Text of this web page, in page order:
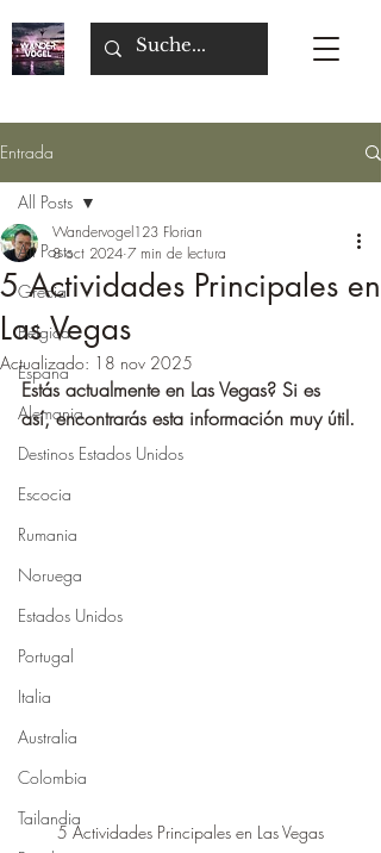
Entrada
All Posts
Grecia
Bélgica
Espana
Alemania
Destinos Estados Unidos
Escocia
Rumania
Noruega
Estados Unidos
Portugal
Italia
Australia
Colombia
Tailandia
All Posts
5 Actividades Principales en
Las Vegas
Wandervogel123 Florian
8 oct 2024 7 min de lectura
Actualizado: 18 nov 2025
Estás actualmente en Las Vegas? Si es
así, encontrarás esta información muy útil.
5 Actividades Principales en Las Vegas